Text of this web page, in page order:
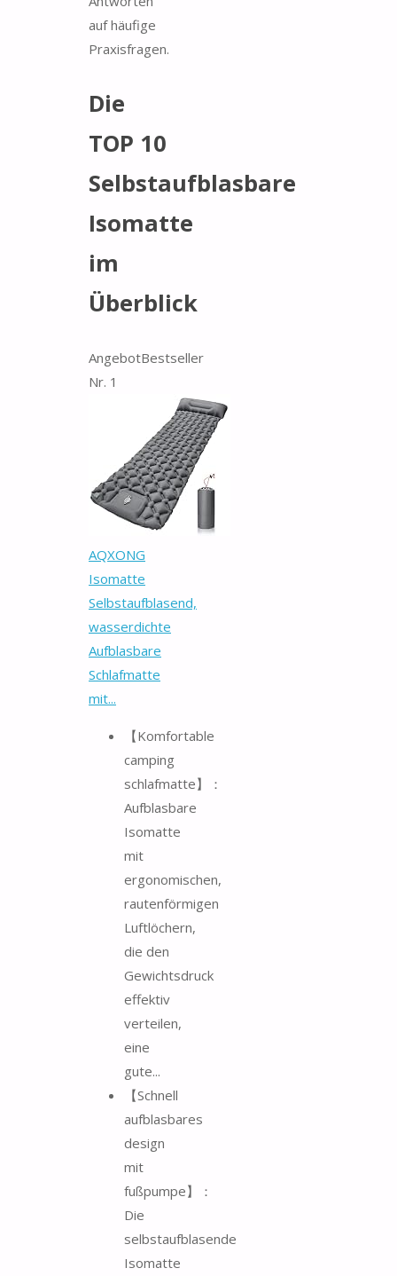
auf häufige
Praxisfragen.
Die
TOP 10
Selbstaufblasbare
Isomatte
im
Überblick
AngebotBestseller
Nr. 1
AQXONG
Isomatte
Selbstaufblasend,
wasserdichte
Aufblasbare
Schlafmatte
mit...
【Komfortable
camping
schlafmatte】：
Aufblasbare
Isomatte
mit
ergonomischen,
rautenförmigen
Luftlöchern,
die den
Gewichtsdruck
effektiv
verteilen,
eine
gute...
【Schnell
aufblasbares
design
mit
fußpumpe】：
Die
selbstaufblasende
Isomatte